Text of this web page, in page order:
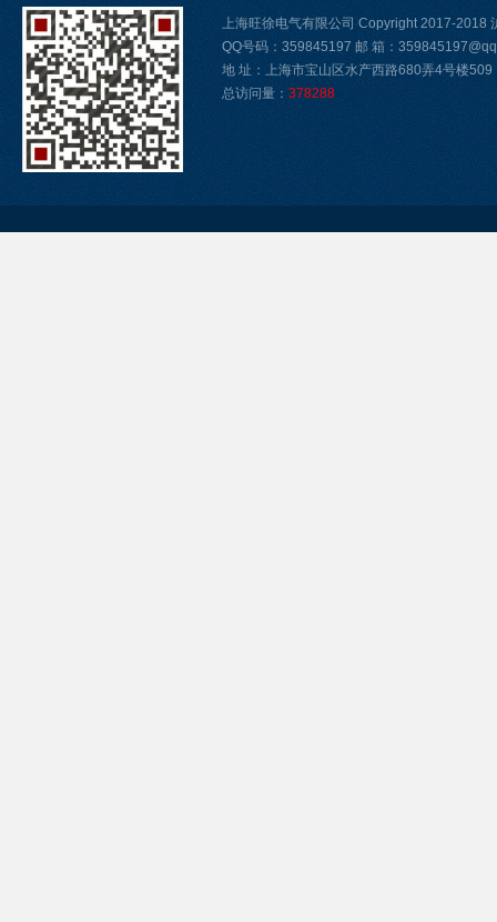
上海旺徐电气有限公司 Copyright 2017-2018
QQ号码：359845197 邮 箱：
地 址：上海市宝山区水产西路680弄4号楼509
总访问量： 378288